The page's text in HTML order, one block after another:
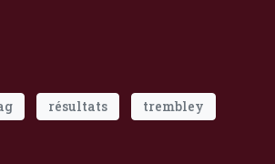
résultats trembley